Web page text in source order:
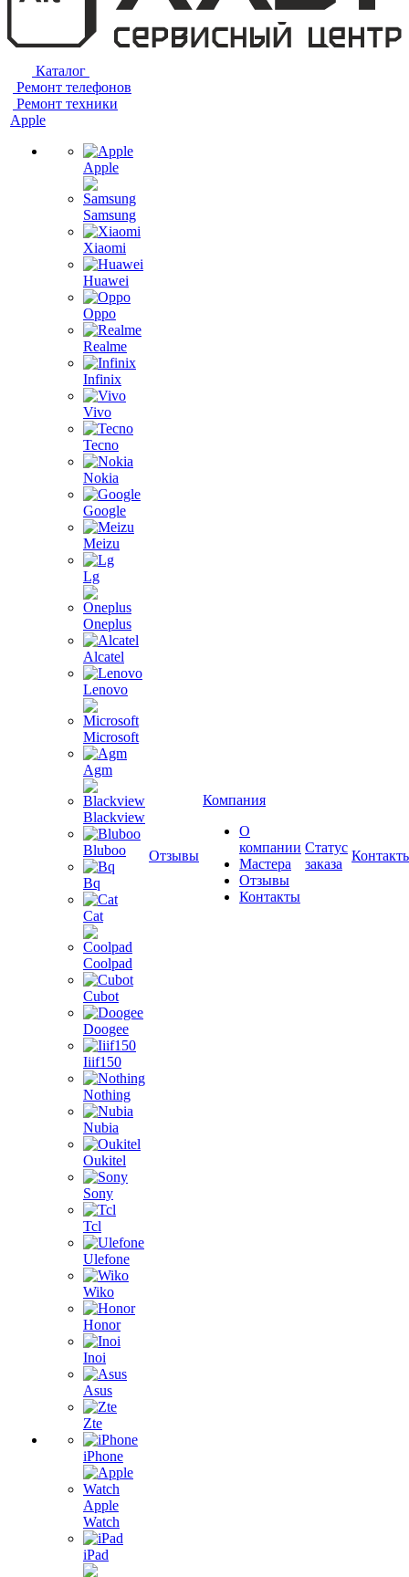
Каталог
Ремонт телефонов
Ремонт техники
Apple
Apple
Samsung
Xiaomi
Huawei
Oppo
Realme
Infinix
Vivo
Tecno
Nokia
Google
Meizu
Lg
Oneplus
Alcatel
Lenovo
Microsoft
Agm
Blackview
Bluboo
Bq
Cat
Coolpad
Cubot
Doogee
Iiif150
Nothing
Nubia
Oukitel
Sony
Tcl
Ulefone
Wiko
Honor
Inoi
Asus
Zte
iPhone
Apple
Watch
iPad
Отзывы
Компания
О
компании
Мастера
Отзывы
Контакты
Статус
заказа